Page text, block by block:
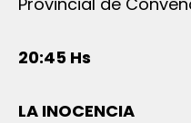
20:45 Hs
LA INOCENCIA